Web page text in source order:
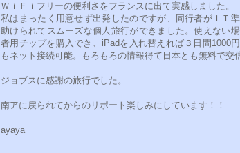
ＷｉＦｉフリーの便利さをフランスに出て実感しました。
私はまったく用意せず出発したのですが、同行者がＩＴ
助けられてスムーズな個人旅行ができました。使えない
者用チップを購入でき、iPadを入れ替えれば３日間1000
もネット接続可能。もろもろの情報得て日本とも無料で交
ジョブスに感謝の旅行でした。
南アに戻られてからのリポート楽しみにしています！！
ayaya